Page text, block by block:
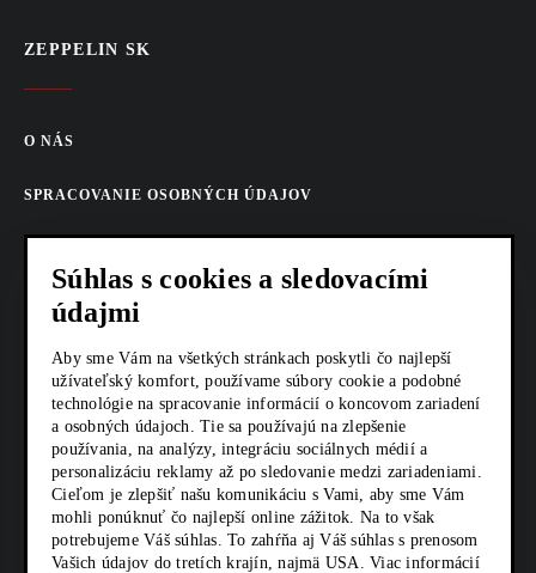
ZEPPELIN SK
O NÁS
SPRACOVANIE OSOBNÝCH ÚDAJOV
AKTUALITY
KARIÉRA
Z SHOP
KONTAKTY
SOCIÁLNE SIETE
Súhlas s cookies a sledovacími
údajmi
Aby sme Vám na všetkých stránkach poskytli čo najlepší
užívateľský komfort, používame súbory cookie a podobné
technológie na spracovanie informácií o koncovom zariadení
a osobných údajoch. Tie sa používajú na zlepšenie
používania, na analýzy, integráciu sociálnych médií a
personalizáciu reklamy až po sledovanie medzi zariadeniami.
Cieľom je zlepšiť našu komunikáciu s Vami, aby sme Vám
mohli ponúknuť čo najlepší online zážitok. Na to však
potrebujeme Váš súhlas. To zahŕňa aj Váš súhlas s prenosom
Vašich údajov do tretích krajín, najmä USA. Viac informácií